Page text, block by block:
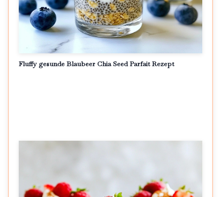
Fluffy gesunde Blaubeer Chia Seed Parfait Rezept